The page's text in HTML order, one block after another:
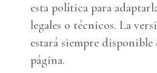
esta política para
legales o técnicos. La
estará siempre disponible
página.